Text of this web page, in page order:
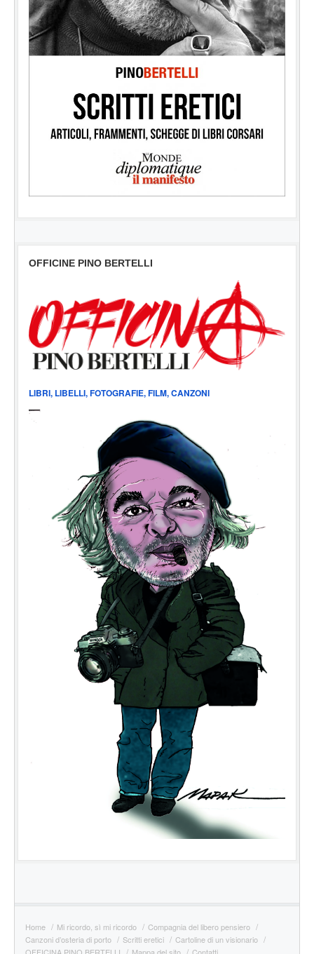
OFFICINE PINO BERTELLI
LIBRI, LIBELLI, FOTOGRAFIE, FILM, CANZONI
Home Mi ricordo, sì mi ricordo
Compagnia del libero pensiero
Canzoni d’osteria di porto
Scritti eretici
Cartoline di un visionario
OFFICINA PINO BERTELLI
Mappa del sito Contatti